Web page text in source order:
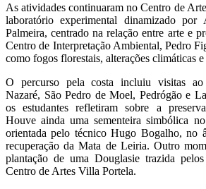
As atividades continuaram no Centro de
laboratório experimental dinamizado
Palmeira, centrado na relação entre arte e
Centro de Interpretação Ambiental, Pedro
como fogos florestais, alterações climáticas e
O percurso pela costa incluiu visitas
Nazaré, São Pedro de Moel, Pedrógão e
os estudantes refletiram sobre a
Houve ainda uma sementeira simbólica
orientada pelo técnico Hugo Bogalho, no
recuperação da Mata de Leiria. Outro
plantação de uma Douglasie trazida
Centro de Artes Villa Portela.